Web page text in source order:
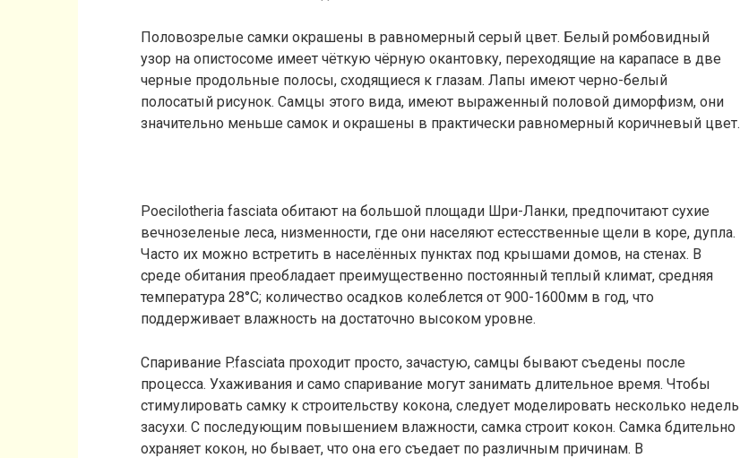
Половозрелые самки окрашены в равномерный серый цвет. Белый ромбовидный
узор на опистосоме имеет чёткую чёрную окантовку, переходящие на карапасе в две
черные продольные полосы, сходящиеся к глазам. Лапы имеют черно-белый
полосатый рисунок. Самцы этого вида, имеют выраженный половой диморфизм, они
значительно меньше самок и окрашены в практически равномерный коричневый цвет.
Poecilotheria fasciata обитают на большой площади Шри-Ланки, предпочитают сухие
вечнозеленые леса, низменности, где они населяют естесственные щели в коре, дупла.
Часто их можно встретить в населённых пунктах под крышами домов, на стенах. В
среде обитания преобладает преимущественно постоянный теплый климат, средняя
температура 28°C; количество осадков колеблется от 900-1600мм в год, что
поддерживает влажность на достаточно высоком уровне.
Спаривание P.fasciata проходит просто, зачастую, самцы бывают съедены после
процесса. Ухаживания и само спаривание могут занимать длительное время. Чтобы
стимулировать самку к строительству кокона, следует моделировать несколько недель
засухи. С последующим повышением влажности, самка строит кокон. Самка бдительно
охраняет кокон, но бывает, что она его съедает по различным причинам. В